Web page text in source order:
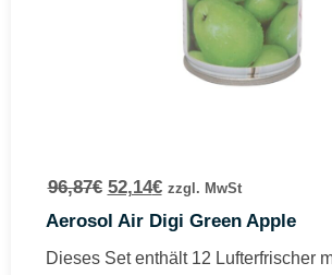
96,87€ 52,14€ zzgl. MwSt
Aerosol Air Digi Green Apple
Dieses Set enthält 12 Lufterfrischer